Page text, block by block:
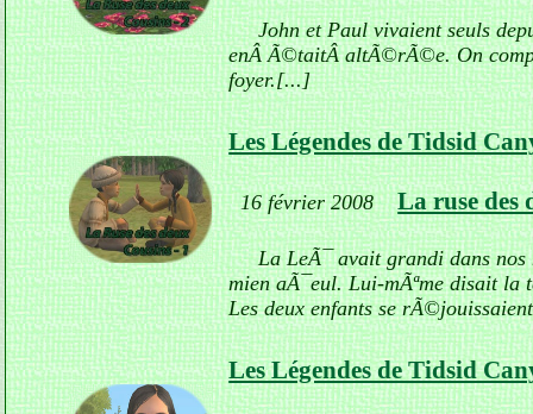
John et Paul vivaient seuls
enÂ Ã©taitÂ altÃ©rÃ©e. On
foyer.[...]
Les Légendes de Tidsid
16 février 2008 La ruse des
La LeÃ¯ avait grandi dans nos
mien aÃ¯eul. Lui-mÃªme disait
Les deux enfants se
Les Légendes de Tidsid